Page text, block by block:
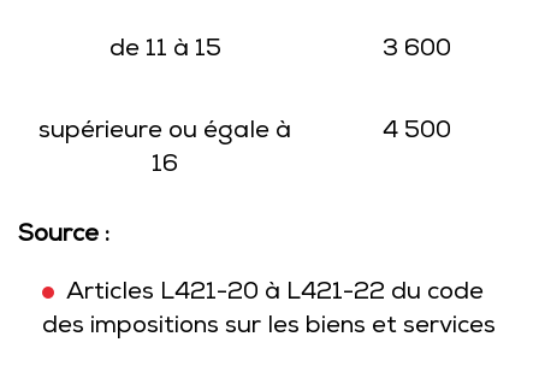
de 11 à 15 3 600
supérieure ou égale à
16
4 500
Source :
Articles L421-20 à L421-22 du code
des impositions sur les biens et services